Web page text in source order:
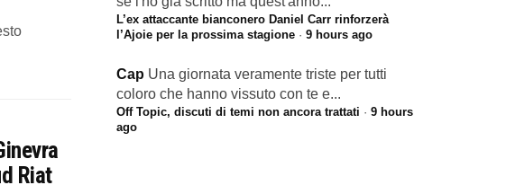
Riat
L’ex attaccante bianconero Daniel Carr rinforzerà
l’Ajoie per la prossima stagione · 9 hours ago
Cap Una giornata veramente triste per tutti
coloro che hanno vissuto con te e...
Off Topic, discuti di temi non ancora trattati · 9 hours
ago